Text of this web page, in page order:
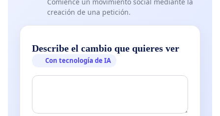
Comience un movimiento social mediante la
creación de una petición.
Describe el cambio que quieres ver
Con tecnología de IA